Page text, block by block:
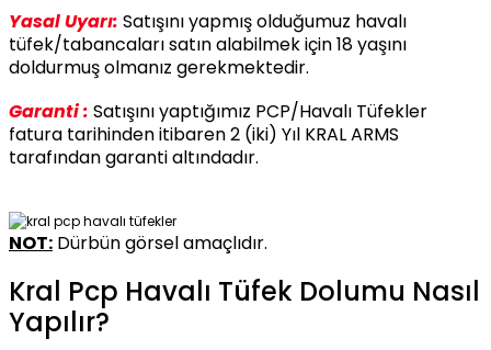
Yasal Uyarı: Satışını yapmış olduğumuz havalı
tüfek/tabancaları satın alabilmek için 18 yaşını
doldurmuş olmanız gerekmektedir.
Garanti : Satışını yaptığımız PCP/Havalı Tüfekler
fatura tarihinden itibaren 2 (iki) Yıl KRAL ARMS
tarafından garanti altındadır.
NOT: Dürbün görsel amaçlıdır.
Kral Pcp Havalı Tüfek Dolumu Nasıl
Yapılır?